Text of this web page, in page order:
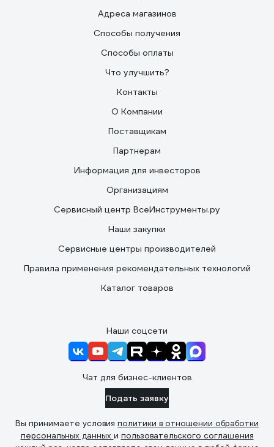
Адреса магазинов
Способы получения
Способы оплаты
Что улучшить?
Контакты
О Компании
Поставщикам
Партнерам
Информация для инвесторов
Организациям
Сервисный центр ВсеИнструменты.ру
Наши закупки
Сервисные центры производителей
Правила применения рекомендательных технологий
Каталог товаров
Наши соцсети
Чат для бизнес-клиентов
Подать заявку
Вы принимаете условия политики в отношении обработки
персональных данных и пользовательского соглашения